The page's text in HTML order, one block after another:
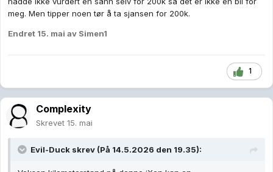
meg. Men tipper noen tør å ta sjansen for 200k.
Endret 15. mai av Simen1
1
Complexity
Skrevet 15. mai
Evil-Duck skrev (På 14.5.2026 den 19.35):